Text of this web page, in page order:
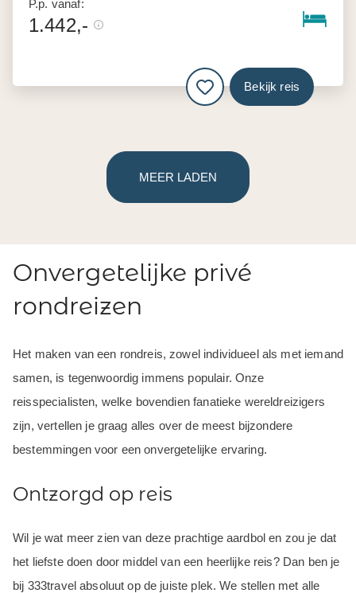
P.p. vanaf:
1.442,-
Bekijk reis
MEER LADEN
Onvergetelijke privé
rondreizen
Het maken van een rondreis, zowel individueel als met iemand
samen, is tegenwoordig immens populair. Onze
reisspecialisten, welke bovendien fanatieke wereldreizigers
zijn, vertellen je graag alles over de meest bijzondere
bestemmingen voor een onvergetelijke ervaring.
Ontzorgd op reis
Wil je wat meer zien van deze prachtige aardbol en zou je dat
het liefste doen door middel van een heerlijke reis? Dan ben je
bij 333travel absoluut op de juiste plek. We stellen met alle